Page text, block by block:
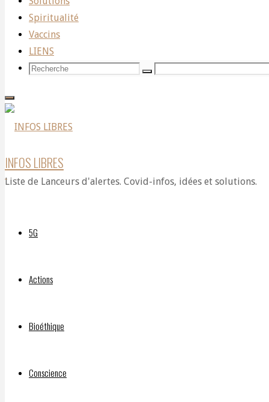
Spiritualité
Vaccins
LIENS
Recherche
Recherche
Recherche
INFOS LIBRES
Liste de Lanceurs d'alertes. Covid-infos, idées et solutions.
5G
Actions
Bioéthique
Conscience
catastrophe